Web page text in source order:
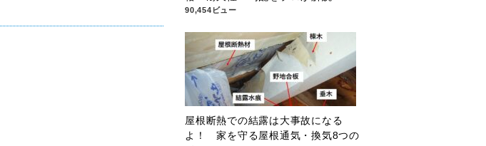
90,454ビュー
屋根断熱での結露は大事故になる
よ！ 家を守る屋根通気・換気8つの